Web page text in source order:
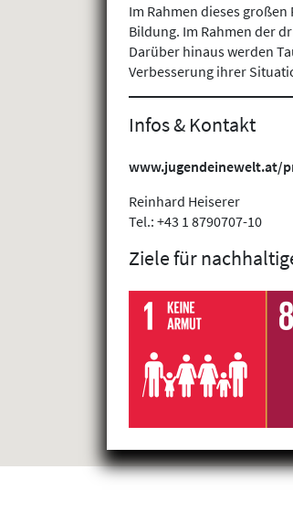
Im Rahmen dieses
Bildung. Im Rahmen der
Darüber hinaus werden
Verbesserung ihrer
Infos & Kontakt
www.jugendeinewelt.at/
Reinhard Heiserer
Tel.: +43 1 8790707-10
Ziele für